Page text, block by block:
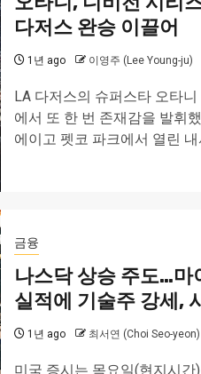
다저스 완승 이끌어
1년 ago 이영주 (Lee Young-ju)
LA 다저스의 슈퍼스타 오타
에서 또 한 번 존재감을 발휘
에이고 펫코 파크에서 열린
금융
나스닥 상승 주도…마
실적에 기술주 강세,
1년 ago 최서연 (Choi Seo-yeon)
미국 증시는 목요일(현지시